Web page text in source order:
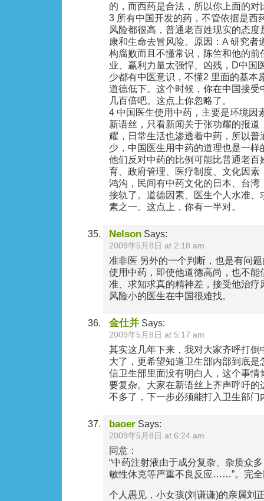
的，而西药是合法，所以你上面的对
3 所有中国开发的药，不管依据是西
风险都很高，普通老百姓现实的态
康和生命去冒风险。原因：A 研究者
构腐败而且不懂常识，陈竺和他的前
业、赢利力量太强悍、凶残，D中国
少都有中医意识，不懂2 里面的基本
道德低下。这个时候，你在中国接受
几百倍吧。这点上你忽略了。
4 中国医生使用中药，主要是环境因
新语丝，只看新闻关于张功耀的报道
耀，日常生活也渗透着中药，所以普
少，中国医生用中药的道理也是一样
他们反对中药的比例可能比普通老百
育、政府管理、医疗制度、文化因素
鸿沟，民间有中药文化的日本、台湾
接轨了。道德因素、医生个人水准、
素之一。这点上，你有一半对。
Nelson Says:
2009年5月8日 at 2:18 am
准非医 另外的一个判断，也是有问
使用中药，即使他道德高尚，也不能
准、求知求真的精神差，接受他治疗
风险小的医生在中国很难找。
金仕并 Says:
2009年5月8日 at 5:17 am
其实这几年下来，我对大家齐呼打倒
大了，更希望知道卫生部内部到底是
信卫生部里面没有明白人，这个事情
要复杂。大家在新语丝上齐声呼吁的
不多了，下一步必须能打入卫生部门
baoer Says:
2009年5月8日 at 6:24 am
同意：
“中药注射液由于成分复杂、杂质众
敏性休克等严重不良反应……”。完全
个人愚见，小女孩(刘谦谦)的亲属刘